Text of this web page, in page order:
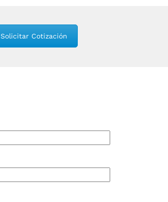
Solicitar Cotización